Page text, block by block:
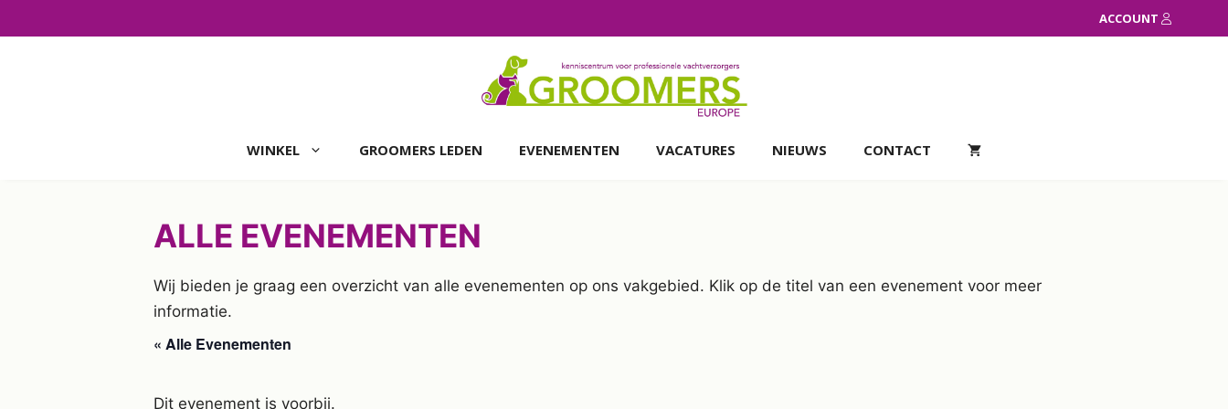
naar
ACCOUNT
WINKEL GROOMERS LEDEN EVENEMENTEN VACATURES NIEUWS CONTACT
ALLE EVENEMENTEN
Wij bieden je graag een overzicht van alle evenementen op ons vakgebied. Klik op de titel van een evenement voor meer
informatie.
« Alle Evenementen
Dit evenement is voorbij.